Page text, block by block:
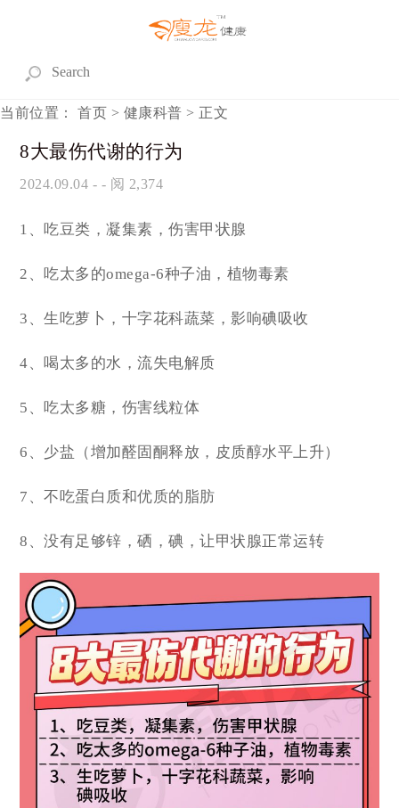
当前位置： 首页 > 健康科普 > 正文
8大最伤代谢的行为
2024.09.04 - - 阅 2,374
1、吃豆类，凝集素，伤害甲状腺
2、吃太多的omega-6种子油，植物毒素
3、生吃萝卜，十字花科蔬菜，影响碘吸收
4、喝太多的水，流失电解质
5、吃太多糖，伤害线粒体
6、少盐（增加醛固酮释放，皮质醇水平上升）
7、不吃蛋白质和优质的脂肪
8、没有足够锌，硒，碘，让甲状腺正常运转